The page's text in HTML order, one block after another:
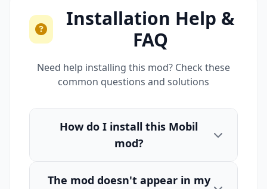
Installation Help &
FAQ
Need help installing this mod? Check these
common questions and solutions
How do I install this Mobil
mod?
The mod doesn't appear in my